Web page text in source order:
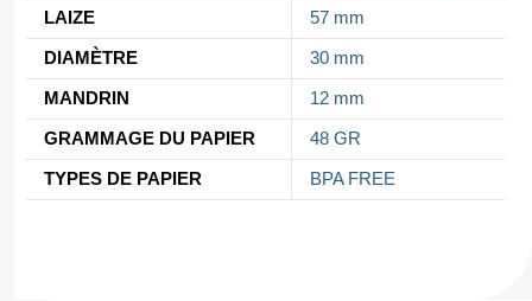
LAIZE 57 mm
DIAMÈTRE 30 mm
MANDRIN 12 mm
GRAMMAGE DU PAPIER 48 GR
TYPES DE PAPIER BPA FREE